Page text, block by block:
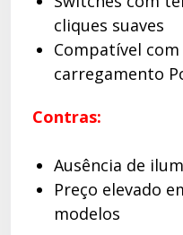
cliques suaves
Compatível
carregamento
Contras:
Ausência de
Preço elevado
modelos